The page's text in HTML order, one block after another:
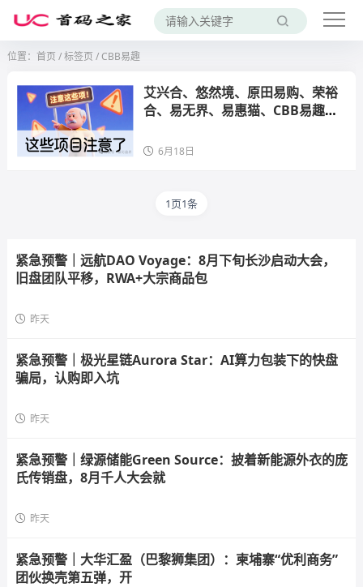
位置： 首页 /标签页 / CBB易趣
艾兴合、悠然境、原田易购、荣裕
合、易无界、易惠猫、CBB易趣等
6月18日
1页1条
紧急预警｜远航DAO Voyage：8月下旬长沙启动大会，
旧盘团队平移，RWA+大宗商品包
昨天
紧急预警｜极光星链Aurora Star：AI算力包装下的快盘
骗局，认购即入坑
昨天
紧急预警｜绿源储能Green Source：披着新能源外衣的庞
氏传销盘，8月千人大会就
昨天
紧急预警｜大华汇盈（巴黎狮集团）：柬埔寨“优利商务”
团伙换壳第五弹，开